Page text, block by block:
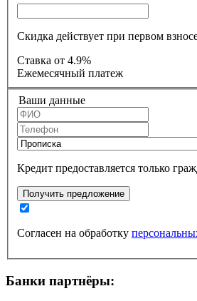
Скидка действует при первом
Ставка
от 4.9%
Ежемесячный платеж
Ваши данные
Кредит предоставляется только
Получить предложение
Согласен на обработку
Банки партнёры: